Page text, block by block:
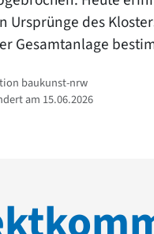
Ursprünge des
Gesamtanlage
baukunst-nrw
am 15.06.2026